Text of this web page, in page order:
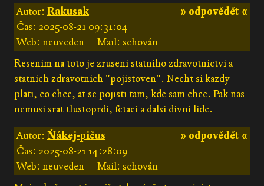
» odpovědět «
Autor: Rakusak
Čas: 2025-08-21 09:31:04
Web: neuveden
Mail: schován
Resenim na toto je zruseni statniho zdravotnictvi a
statnich zdravotnich "pojistoven". Necht si kazdy
plati, co chce, at se pojisti tam, kde sam chce. Pak nas
nemusi srat tlustoprdi, fetaci a dalsi divni lide.
» odpovědět «
Autor: Ňákej-pičus
Čas: 2025-08-21 14:28:09
Web: neuveden
Mail: schován